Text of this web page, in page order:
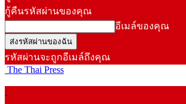
กู้คืนรหัสผ่านของคุณ
อีเมล์ของคุณ
รหัสผ่านจะถูกอีเมล์ถึงคุณ
The Thai Press